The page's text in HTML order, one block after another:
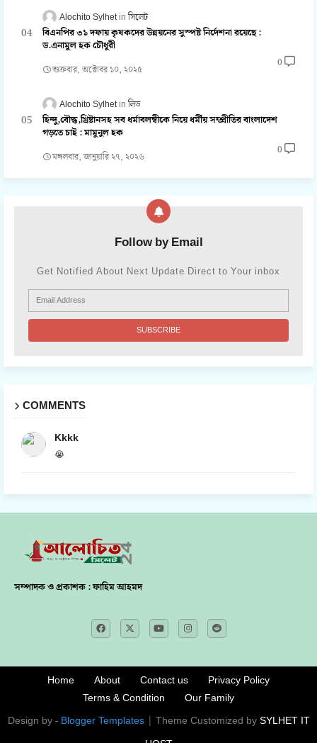
Alochito Sylhet সিলেট
বিএনপির ৩১ দফায় কৃষকদের উন্নয়নের সুস্পষ্ট নির্দেশনা রয়েছে :
ড.এনামুল হক চৌধুরী
শুক্রবার, অক্টোবর ১০, ২০২৫
0
Alochito Sylhet লিড
হিন্দু,বৌদ্ধ,খ্রিষ্টানসহ সব ধর্মাবলম্বীকে নিয়ে ধর্মীয় সম্প্রীতির বাংলাদেশ
গড়তে চাই : মামুনুল হক
মঙ্গলবার, জানুয়ারি ২৭, ২০২৬
0
Follow by Email
Get Notified About Next Update Direct to Your inbox
COMMENTS
Kkkk
😭
সম্পাদক ও প্রকাশক : ফাহিম আহমদ
Home About Contact us
Privacy Policy
Terms & Condition
Our Family
Design by - Blogger Templates | Theme Customized bySYLHET IT